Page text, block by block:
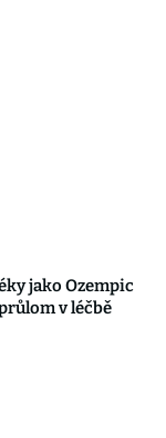
jako Ozempic
v léčbě